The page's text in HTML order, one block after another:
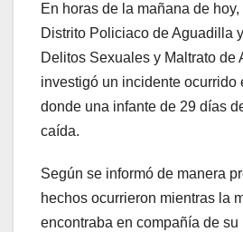
En horas de la mañana de hoy,
Distrito Policiaco de Aguadilla
Delitos Sexuales y Maltrato de
investigó un incidente ocurrido
donde una infante de 29 días
caída.
Según se informó de manera
hechos ocurrieron mientras la
encontraba en compañía de